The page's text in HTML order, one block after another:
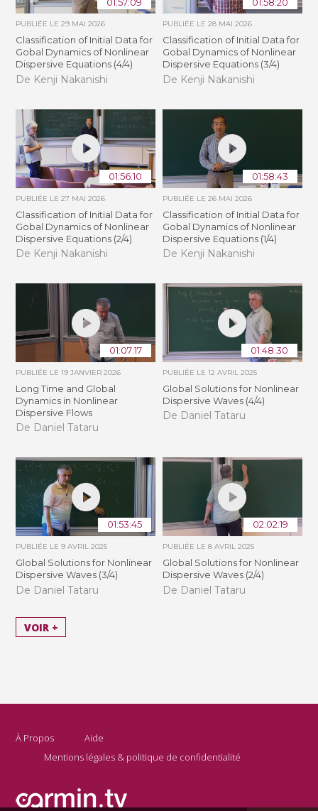
PUBLIÉE LE29 MAI 2026
Classification of Initial Data for
Gobal Dynamics of Nonlinear
Dispersive Equations (4/4)
De Kenji Nakanishi
PUBLIÉE LE 28 MAI 2026
Classification of Initial Data for
Gobal Dynamics of Nonlinear
Dispersive Equations (3/4)
De Kenji Nakanishi
01:56:10
PUBLIÉE LE27 MAI 2026
Classification of Initial Data for
Gobal Dynamics of Nonlinear
Dispersive Equations (2/4)
De Kenji Nakanishi
01:58:43
PUBLIÉE LE 26 MAI 2026
Classification of Initial Data for
Gobal Dynamics of Nonlinear
Dispersive Equations (1/4)
De Kenji Nakanishi
01:07:17
PUBLIÉE LE19 JANVIER 2026
Long Time and Global
Dynamics in Nonlinear
Dispersive Flows
De Daniel Tataru
01:48:30
PUBLIÉE LE 12 AVRIL 2025
Global Solutions for Nonlinear
Dispersive Waves (4/4)
De Daniel Tataru
01:53:45
PUBLIÉE LE9 AVRIL 2025
Global Solutions for Nonlinear
Dispersive Waves (3/4)
De Daniel Tataru
02:02:19
PUBLIÉE LE 8 AVRIL 2025
Global Solutions for Nonlinear
Dispersive Waves (2/4)
De Daniel Tataru
VOIR +
À Propos
Aide
Mentions légales & politique de confidentialité